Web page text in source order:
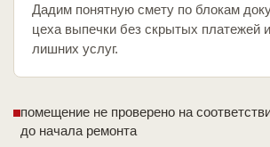
Дадим понятную смету по блокам
цеха выпечки без скрытых платежей
лишних услуг.
помещение не проверено на
до начала ремонта